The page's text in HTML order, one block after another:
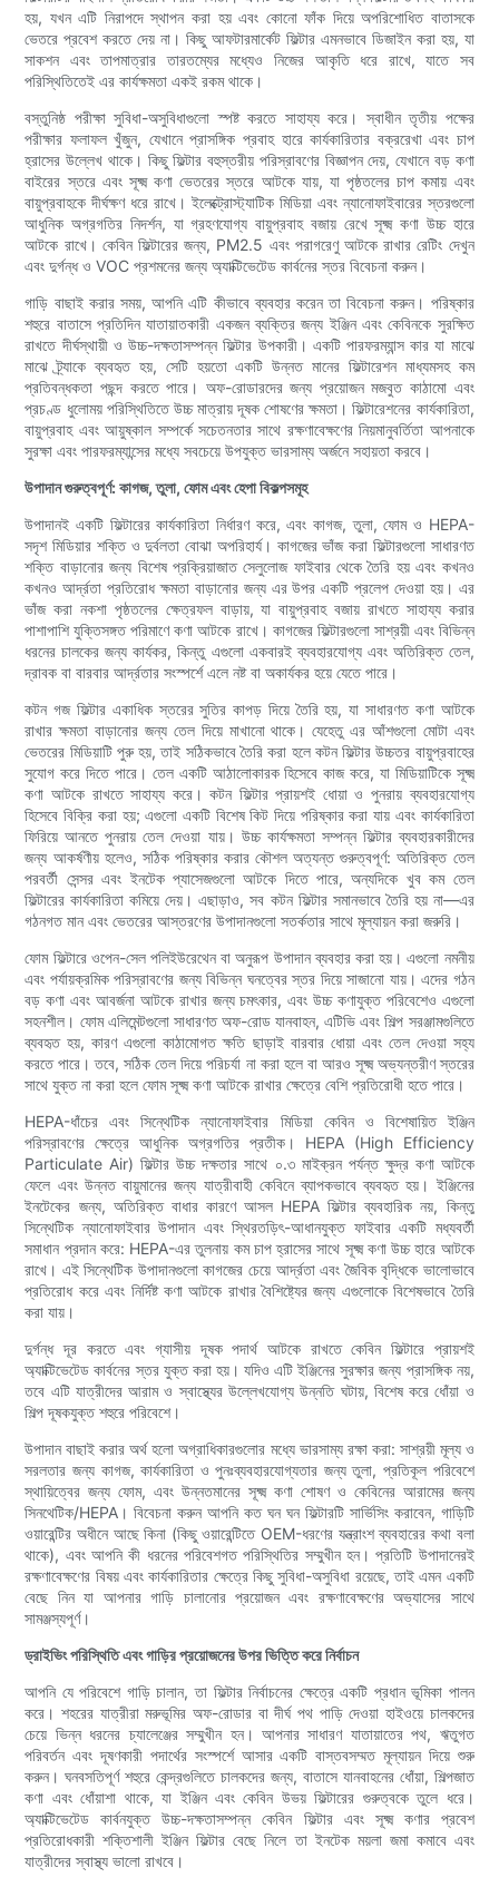
হয়, যখন এটি নিরাপদে স্থাপন করা হয় এবং কোনো ফাঁক দিয়ে অপরিশোধিত বাতাসকে
ভেতরে প্রবেশ করতে দেয় না। কিছু আফটারমার্কেট ফিল্টার এমনভাবে ডিজাইন করা হয়, যা
সাকশন এবং তাপমাত্রার তারতম্যের মধ্যেও নিজের আকৃতি ধরে রাখে, যাতে সব
পরিস্থিতিতেই এর কার্যক্ষমতা একই রকম থাকে।
বস্তুনিষ্ঠ পরীক্ষা সুবিধা-অসুবিধাগুলো স্পষ্ট করতে সাহায্য করে। স্বাধীন তৃতীয় পক্ষের
পরীক্ষার ফলাফল খুঁজুন, যেখানে প্রাসঙ্গিক প্রবাহ হারে কার্যকারিতার বক্ররেখা এবং চাপ
হ্রাসের উল্লেখ থাকে। কিছু ফিল্টার বহুস্তরীয় পরিস্রাবণের বিজ্ঞাপন দেয়, যেখানে বড় কণা
বাইরের স্তরে এবং সূক্ষ্ম কণা ভেতরের স্তরে আটকে যায়, যা পৃষ্ঠতলের চাপ কমায় এবং
বায়ুপ্রবাহকে দীর্ঘক্ষণ ধরে রাখে। ইলেক্ট্রোস্ট্যাটিক মিডিয়া এবং ন্যানোফাইবারের স্তরগুলো
আধুনিক অগ্রগতির নিদর্শন, যা গ্রহণযোগ্য বায়ুপ্রবাহ বজায় রেখে সূক্ষ্ম কণা উচ্চ হারে
আটকে রাখে। কেবিন ফিল্টারের জন্য, PM2.5 এবং পরাগরেণু আটকে রাখার রেটিং দেখুন
এবং দুর্গন্ধ ও VOC প্রশমনের জন্য অ্যাক্টিভেটেড কার্বনের স্তর বিবেচনা করুন।
গাড়ি বাছাই করার সময়, আপনি এটি কীভাবে ব্যবহার করেন তা বিবেচনা করুন। পরিষ্কার
শহুরে বাতাসে প্রতিদিন যাতায়াতকারী একজন ব্যক্তির জন্য ইঞ্জিন এবং কেবিনকে সুরক্ষিত
রাখতে দীর্ঘস্থায়ী ও উচ্চ-দক্ষতাসম্পন্ন ফিল্টার উপকারী। একটি পারফরম্যান্স কার যা মাঝে
মাঝে ট্র্যাকে ব্যবহৃত হয়, সেটি হয়তো একটি উন্নত মানের ফিল্টারেশন মাধ্যমসহ কম
প্রতিবন্ধকতা পছন্দ করতে পারে। অফ-রোডারদের জন্য প্রয়োজন মজবুত কাঠামো এবং
প্রচণ্ড ধুলোময় পরিস্থিতিতে উচ্চ মাত্রায় দূষক শোষণের ক্ষমতা। ফিল্টারেশনের কার্যকারিতা,
বায়ুপ্রবাহ এবং আয়ুষ্কাল সম্পর্কে সচেতনতার সাথে রক্ষণাবেক্ষণের নিয়মানুবর্তিতা আপনাকে
সুরক্ষা এবং পারফরম্যান্সের মধ্যে সবচেয়ে উপযুক্ত ভারসাম্য অর্জনে সহায়তা করবে।
উপাদান গুরুত্বপূর্ণ: কাগজ, তুলা, ফোম এবং হেপা বিকল্পসমূহ
উপাদানই একটি ফিল্টারের কার্যকারিতা নির্ধারণ করে, এবং কাগজ, তুলা, ফোম ও HEPA-
সদৃশ মিডিয়ার শক্তি ও দুর্বলতা বোঝা অপরিহার্য। কাগজের ভাঁজ করা ফিল্টারগুলো সাধারণত
শক্তি বাড়ানোর জন্য বিশেষ প্রক্রিয়াজাত সেলুলোজ ফাইবার থেকে তৈরি হয় এবং কখনও
কখনও আর্দ্রতা প্রতিরোধ ক্ষমতা বাড়ানোর জন্য এর উপর একটি প্রলেপ দেওয়া হয়। এর
ভাঁজ করা নকশা পৃষ্ঠতলের ক্ষেত্রফল বাড়ায়, যা বায়ুপ্রবাহ বজায় রাখতে সাহায্য করার
পাশাপাশি যুক্তিসঙ্গত পরিমাণে কণা আটকে রাখে। কাগজের ফিল্টারগুলো সাশ্রয়ী এবং বিভিন্ন
ধরনের চালকের জন্য কার্যকর, কিন্তু এগুলো একবারই ব্যবহারযোগ্য এবং অতিরিক্ত তেল,
দ্রাবক বা বারবার আর্দ্রতার সংস্পর্শে এলে নষ্ট বা অকার্যকর হয়ে যেতে পারে।
কটন গজ ফিল্টার একাধিক স্তরের সুতির কাপড় দিয়ে তৈরি হয়, যা সাধারণত কণা আটকে
রাখার ক্ষমতা বাড়ানোর জন্য তেল দিয়ে মাখানো থাকে। যেহেতু এর আঁশগুলো মোটা এবং
ভেতরের মিডিয়াটি পুরু হয়, তাই সঠিকভাবে তৈরি করা হলে কটন ফিল্টার উচ্চতর বায়ুপ্রবাহের
সুযোগ করে দিতে পারে। তেল একটি আঠালোকারক হিসেবে কাজ করে, যা মিডিয়াটিকে সূক্ষ্ম
কণা আটকে রাখতে সাহায্য করে। কটন ফিল্টার প্রায়শই ধোয়া ও পুনরায় ব্যবহারযোগ্য
হিসেবে বিক্রি করা হয়; এগুলো একটি বিশেষ কিট দিয়ে পরিষ্কার করা যায় এবং কার্যকারিতা
ফিরিয়ে আনতে পুনরায় তেল দেওয়া যায়। উচ্চ কার্যক্ষমতা সম্পন্ন ফিল্টার ব্যবহারকারীদের
জন্য আকর্ষণীয় হলেও, সঠিক পরিষ্কার করার কৌশল অত্যন্ত গুরুত্বপূর্ণ: অতিরিক্ত তেল
পরবর্তী সেন্সর এবং ইনটেক প্যাসেজগুলো আটকে দিতে পারে, অন্যদিকে খুব কম তেল
ফিল্টারের কার্যকারিতা কমিয়ে দেয়। এছাড়াও, সব কটন ফিল্টার সমানভাবে তৈরি হয় না—এর
গঠনগত মান এবং ভেতরের আস্তরণের উপাদানগুলো সতর্কতার সাথে মূল্যায়ন করা জরুরি।
ফোম ফিল্টারে ওপেন-সেল পলিইউরেথেন বা অনুরূপ উপাদান ব্যবহার করা হয়। এগুলো নমনীয়
এবং পর্যায়ক্রমিক পরিস্রাবণের জন্য বিভিন্ন ঘনত্বের স্তর দিয়ে সাজানো যায়। এদের গঠন
বড় কণা এবং আবর্জনা আটকে রাখার জন্য চমৎকার, এবং উচ্চ কণাযুক্ত পরিবেশেও এগুলো
সহনশীল। ফোম এলিমেন্টগুলো সাধারণত অফ-রোড যানবাহন, এটিভি এবং শিল্প সরঞ্জামগুলিতে
ব্যবহৃত হয়, কারণ এগুলো কাঠামোগত ক্ষতি ছাড়াই বারবার ধোয়া এবং তেল দেওয়া সহ্য
করতে পারে। তবে, সঠিক তেল দিয়ে পরিচর্যা না করা হলে বা আরও সূক্ষ্ম অভ্যন্তরীণ স্তরের
সাথে যুক্ত না করা হলে ফোম সূক্ষ্ম কণা আটকে রাখার ক্ষেত্রে বেশি প্রতিরোধী হতে পারে।
HEPA-ধাঁচের এবং সিন্থেটিক ন্যানোফাইবার মিডিয়া কেবিন ও বিশেষায়িত ইঞ্জিন
পরিস্রাবণের ক্ষেত্রে আধুনিক অগ্রগতির প্রতীক। HEPA (High Efficiency
Particulate Air) ফিল্টার উচ্চ দক্ষতার সাথে ০.৩ মাইক্রন পর্যন্ত ক্ষুদ্র কণা আটকে
ফেলে এবং উন্নত বায়ুমানের জন্য যাত্রীবাহী কেবিনে ব্যাপকভাবে ব্যবহৃত হয়। ইঞ্জিনের
ইনটেকের জন্য, অতিরিক্ত বাধার কারণে আসল HEPA ফিল্টার ব্যবহারিক নয়, কিন্তু
সিন্থেটিক ন্যানোফাইবার উপাদান এবং স্থিরতড়িৎ-আধানযুক্ত ফাইবার একটি মধ্যবর্তী
সমাধান প্রদান করে: HEPA-এর তুলনায় কম চাপ হ্রাসের সাথে সূক্ষ্ম কণা উচ্চ হারে আটকে
রাখে। এই সিন্থেটিক উপাদানগুলো কাগজের চেয়ে আর্দ্রতা এবং জৈবিক বৃদ্ধিকে ভালোভাবে
প্রতিরোধ করে এবং নির্দিষ্ট কণা আটকে রাখার বৈশিষ্ট্যের জন্য এগুলোকে বিশেষভাবে তৈরি
করা যায়।
দুর্গন্ধ দূর করতে এবং গ্যাসীয় দূষক পদার্থ আটকে রাখতে কেবিন ফিল্টারে প্রায়শই
অ্যাক্টিভেটেড কার্বনের স্তর যুক্ত করা হয়। যদিও এটি ইঞ্জিনের সুরক্ষার জন্য প্রাসঙ্গিক নয়,
তবে এটি যাত্রীদের আরাম ও স্বাস্থ্যের উল্লেখযোগ্য উন্নতি ঘটায়, বিশেষ করে ধোঁয়া ও
শিল্প দূষকযুক্ত শহুরে পরিবেশে।
উপাদান বাছাই করার অর্থ হলো অগ্রাধিকারগুলোর মধ্যে ভারসাম্য রক্ষা করা: সাশ্রয়ী মূল্য ও
সরলতার জন্য কাগজ, কার্যকারিতা ও পুনঃব্যবহারযোগ্যতার জন্য তুলা, প্রতিকূল পরিবেশে
স্থায়িত্বের জন্য ফোম, এবং উন্নতমানের সূক্ষ্ম কণা শোষণ ও কেবিনের আরামের জন্য
সিনথেটিক/HEPA। বিবেচনা করুন আপনি কত ঘন ঘন ফিল্টারটি সার্ভিসিং করাবেন, গাড়িটি
ওয়ারেন্টির অধীনে আছে কিনা (কিছু ওয়ারেন্টিতে OEM-ধরণের যন্ত্রাংশ ব্যবহারের কথা বলা
থাকে), এবং আপনি কী ধরনের পরিবেশগত পরিস্থিতির সম্মুখীন হন। প্রতিটি উপাদানেরই
রক্ষণাবেক্ষণের বিষয় এবং কার্যকারিতার ক্ষেত্রে কিছু সুবিধা-অসুবিধা রয়েছে, তাই এমন একটি
বেছে নিন যা আপনার গাড়ি চালানোর প্রয়োজন এবং রক্ষণাবেক্ষণের অভ্যাসের সাথে
সামঞ্জস্যপূর্ণ।
ড্রাইভিং পরিস্থিতি এবং গাড়ির প্রয়োজনের উপর ভিত্তি করে নির্বাচন
আপনি যে পরিবেশে গাড়ি চালান, তা ফিল্টার নির্বাচনের ক্ষেত্রে একটি প্রধান ভূমিকা পালন
করে। শহরের যাত্রীরা মরুভূমির অফ-রোডার বা দীর্ঘ পথ পাড়ি দেওয়া হাইওয়ে চালকদের
চেয়ে ভিন্ন ধরনের চ্যালেঞ্জের সম্মুখীন হন। আপনার সাধারণ যাতায়াতের পথ, ঋতুগত
পরিবর্তন এবং দূষণকারী পদার্থের সংস্পর্শে আসার একটি বাস্তবসম্মত মূল্যায়ন দিয়ে শুরু
করুন। ঘনবসতিপূর্ণ শহুরে কেন্দ্রগুলিতে চালকদের জন্য, বাতাসে যানবাহনের ধোঁয়া, শিল্পজাত
কণা এবং ধোঁয়াশা থাকে, যা ইঞ্জিন এবং কেবিন উভয় ফিল্টারের গুরুত্বকে তুলে ধরে।
অ্যাক্টিভেটেড কার্বনযুক্ত উচ্চ-দক্ষতাসম্পন্ন কেবিন ফিল্টার এবং সূক্ষ্ম কণার প্রবেশ
প্রতিরোধকারী শক্তিশালী ইঞ্জিন ফিল্টার বেছে নিলে তা ইনটেক ময়লা জমা কমাবে এবং
যাত্রীদের স্বাস্থ্য ভালো রাখবে।